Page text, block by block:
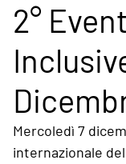
2°
Mercoledì 7
internazionale